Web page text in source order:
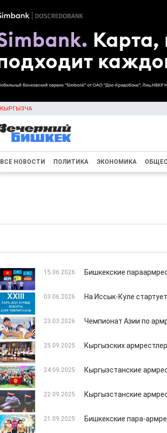
КЫРГЫЗЧА
ВСЕ НОВОСТИ ПОЛИТИКА ЭКОНОМИКА
15.06.2026 Бишкекские
03.06.2026 На Иссык-Куле
23.03.2026 Чемпионат Азии по
25.09.2025 Кыргызских
24.09.2025 Кыргызстанские
22.09.2025 Кыргызстанские
21.09.2025 Бишкекские пара-